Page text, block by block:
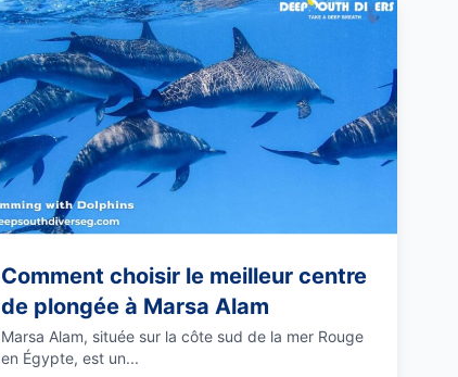
Comment choisir le meilleur centre
de plongée à Marsa Alam
Marsa Alam, située sur la côte sud de la mer Rouge
en Égypte, est un...